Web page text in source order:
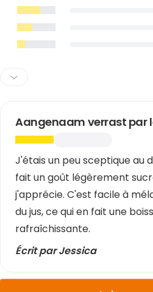
Aangenaam verrast par
J'étais un peu sceptique au
fait un goût légèrement
j'apprécie. C'est facile à
du jus, ce qui en fait une
rafraîchissante.
Écrit par Jessica